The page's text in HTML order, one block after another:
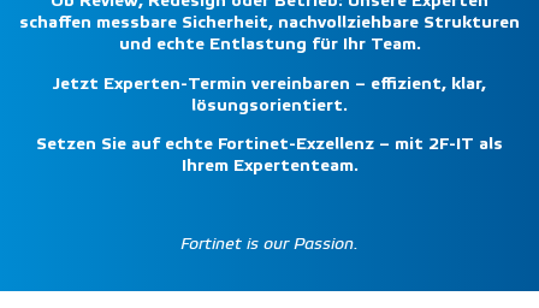
schaffen messbare Sicherheit, nachvollziehbare Strukturen
und echte Entlastung für Ihr Team.
Jetzt Experten-Termin vereinbaren – effizient, klar,
lösungsorientiert.
Setzen Sie auf echte Fortinet-Exzellenz – mit 2F-IT als
Ihrem Expertenteam.
Fortinet is our Passion.